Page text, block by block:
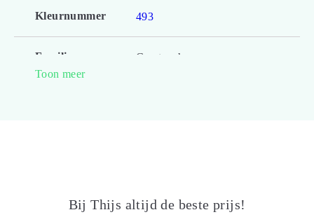
Kleurnummer 493
Familienaam Ceratouch
Toon meer
Bij Thijs altijd de beste prijs!